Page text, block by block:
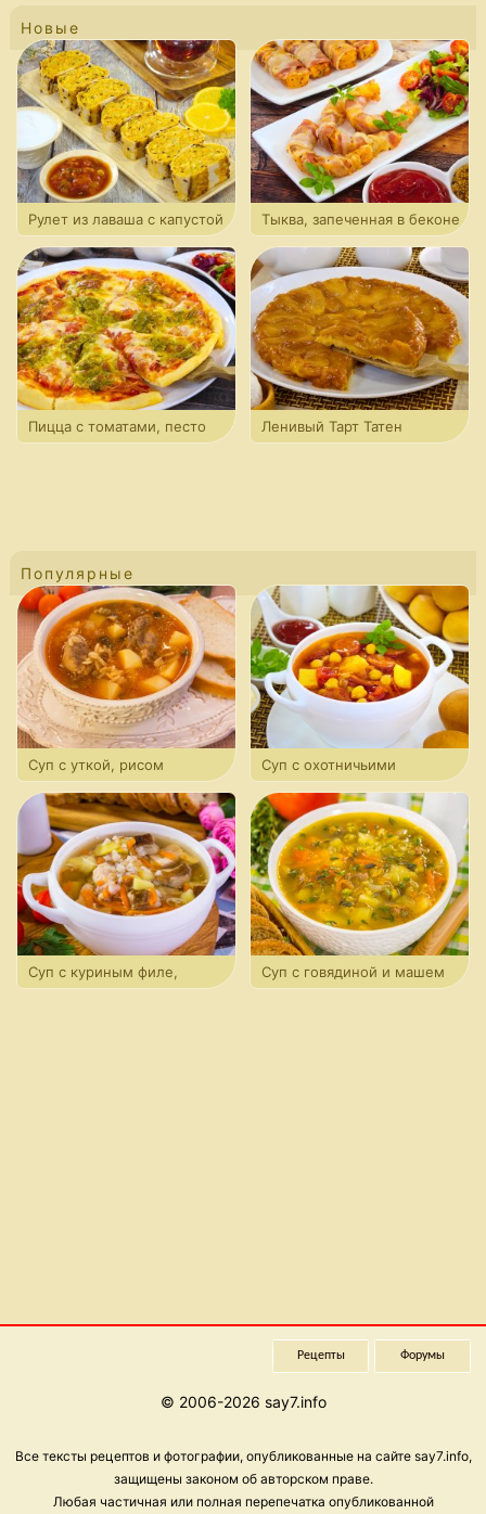
Новые
Рулет из лаваша с капустой Тыква, запеченная в беконе
Пицца с томатами, песто
Ленивый Тарт Татен
Популярные
Суп с уткой, рисом
и грибами
Суп с охотничьими
колбасками и нутом
Суп с куриным филе,
Суп с говядиной и машем
Рецепты Форумы
© 2006-2026 say7.info
Все тексты рецептов и фотографии, опубликованные на сайте say7.info,
защищены законом об авторском праве.
Любая частичная или полная перепечатка опубликованной